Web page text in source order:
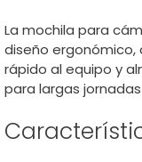
La mochila para
diseño
rápido al equipo y
para largas